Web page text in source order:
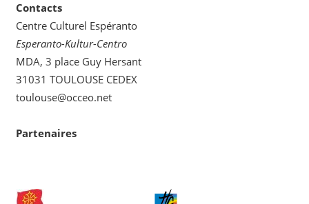
Contacts
Centre Culturel Espéranto
Esperanto-Kultur-Centro
MDA, 3 place Guy Hersant
31031 TOULOUSE CEDEX
toulouse@occeo.net
Partenaires